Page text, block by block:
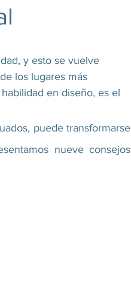
y esto se vuelve
los lugares más
en diseño, es el
puede transformarse
nueve consejos